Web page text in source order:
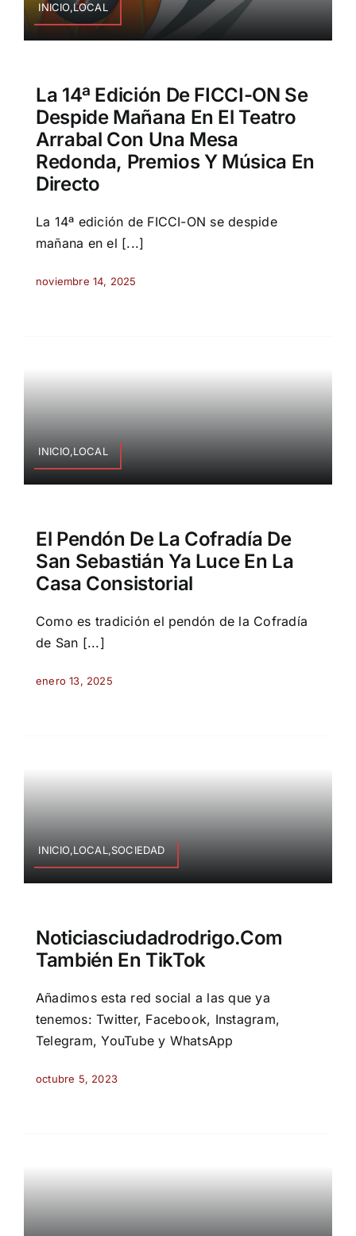
INICIO,LOCAL
La 14ª Edición De FICCI-ON Se
Despide Mañana En El Teatro
Arrabal Con Una Mesa
Redonda, Premios Y Música En
Directo
La 14ª edición de FICCI-ON se despide
mañana en el [...]
noviembre 14, 2025
INICIO,LOCAL
El Pendón De La Cofradía De
San Sebastián Ya Luce En La
Casa Consistorial
Como es tradición el pendón de la Cofradía
de San [...]
enero 13, 2025
INICIO,LOCAL,SOCIEDAD
Noticiasciudadrodrigo.com
También En TikTok
Añadimos esta red social a las que ya
tenemos: Twitter, Facebook, Instagram,
Telegram, YouTube y WhatsApp
octubre 5, 2023